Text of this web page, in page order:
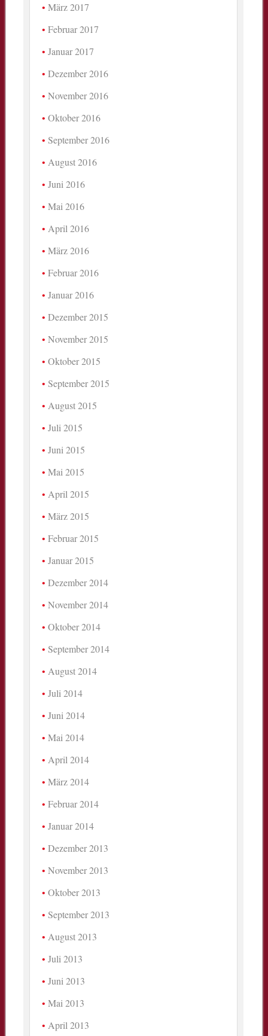
März 2017
Februar 2017
Januar 2017
Dezember 2016
November 2016
Oktober 2016
September 2016
August 2016
Juni 2016
Mai 2016
April 2016
März 2016
Februar 2016
Januar 2016
Dezember 2015
November 2015
Oktober 2015
September 2015
August 2015
Juli 2015
Juni 2015
Mai 2015
April 2015
März 2015
Februar 2015
Januar 2015
Dezember 2014
November 2014
Oktober 2014
September 2014
August 2014
Juli 2014
Juni 2014
Mai 2014
April 2014
März 2014
Februar 2014
Januar 2014
Dezember 2013
November 2013
Oktober 2013
September 2013
August 2013
Juli 2013
Juni 2013
Mai 2013
April 2013